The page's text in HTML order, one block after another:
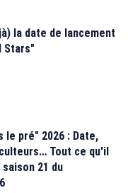
la date de lancement
Stars"
le pré" 2026 : Date,
Tout ce qu'il
21 du